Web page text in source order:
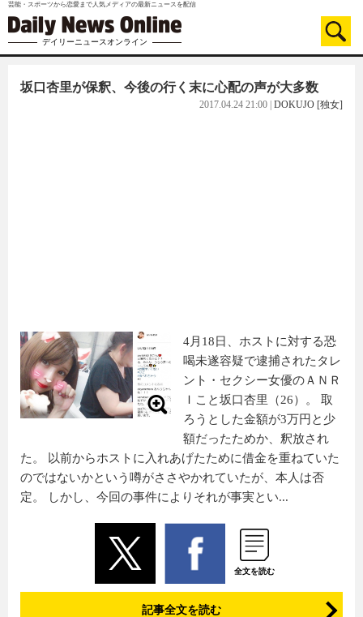
芸能・スポーツから恋愛まで人気メディアの最新ニュースを配信
デイリーニュースオンライン
坂口杏里が保釈、今後の行く末に心配の声が大多数
2017.04.24 21:00 DOKUJO [独女]
4月18日、ホストに対する恐
喝未遂容疑で逮捕されたタレ
ント・セクシー女優のＡＮＲ
Ｉこと坂口杏里（26）。 取
ろうとした金額が3万円と少
額だったためか、釈放され
た。 以前からホストに入れあげたために借金を重ねていた
のではないかという噂がささやかれていたが、本人は否
定。 しかし、今回の事件によりそれが事実とい...
全文を読む
記事全文を読む